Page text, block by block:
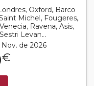
Oxford, Barco
Michel, Fougeres,
Ravena, Asis,
Levan...
de 2026
€